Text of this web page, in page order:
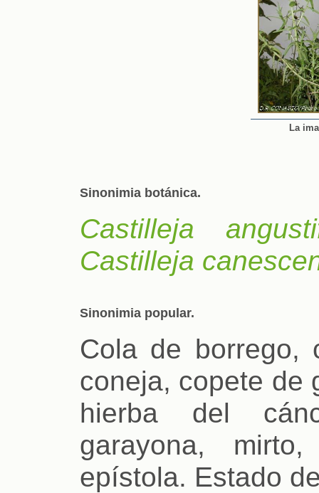
La
Sinonimia botánica.
Castilleja
Castilleja
Sinonimia popular.
Cola de borrego,
coneja, copete de
hierba del
garayona,
epístola. Estado